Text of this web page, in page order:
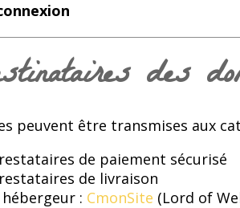
des
peuvent être transmises aux
de paiement sécurisé
de livraison
: CmonSite (Lord of